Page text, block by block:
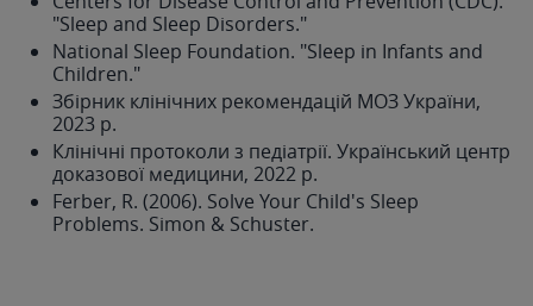
"Sleep and Sleep Disorders."
National Sleep Foundation. "Sleep in Infants and
Children."
Збірник клінічних рекомендацій МОЗ України,
2023 р.
Клінічні протоколи з педіатрії. Український центр
доказової медицини, 2022 р.
Ferber, R. (2006). Solve Your Child's Sleep
Problems. Simon & Schuster.